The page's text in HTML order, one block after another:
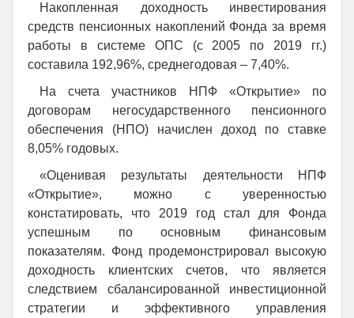
Накопленная доходность инвестирования
средств пенсионных накоплений Фонда за время
работы в системе ОПС (с 2005 по 2019 гг.)
составила 192,96%, среднегодовая – 7,40%.
На счета участников НПФ «Открытие» по
договорам негосударственного пенсионного
обеспечения (НПО) начислен доход по ставке
8,05% годовых.
«Оценивая результаты деятельности НПФ
«Открытие», можно с уверенностью
констатировать, что 2019 год стал для Фонда
успешным по основным финансовым
показателям. Фонд продемонстрировал высокую
доходность клиентских счетов, что является
следствием сбалансированной инвестиционной
стратегии и эффективного управления